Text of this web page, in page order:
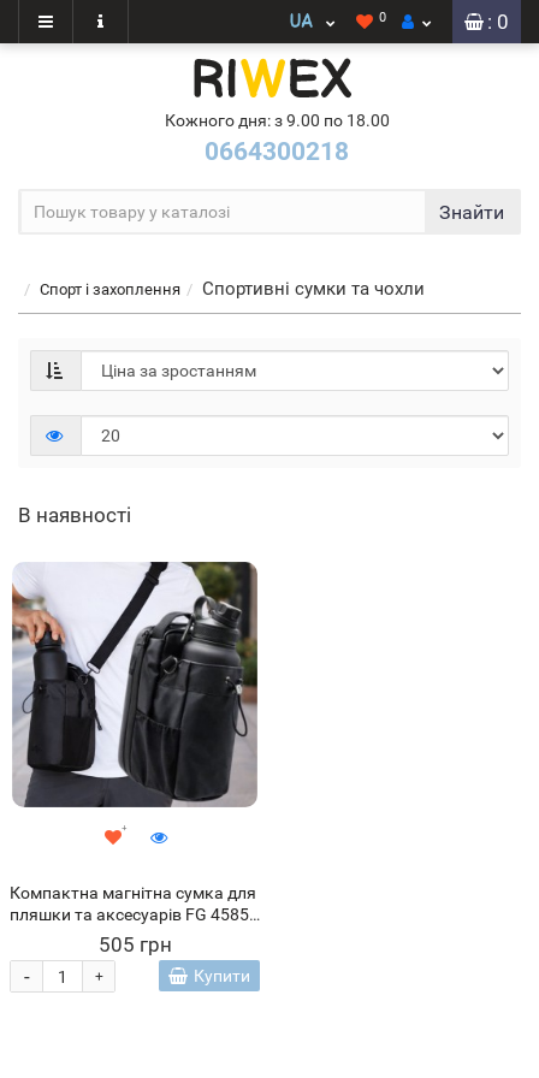
: 0
0
Кожного дня: з 9.00 по 18.00
0664300218
Знайти
Спорт і захоплення Спортивні сумки та чохли
В наявності
Компактна магнітна сумка для
пляшки та аксесуарів FG 4585
505 грн
+
- Купити